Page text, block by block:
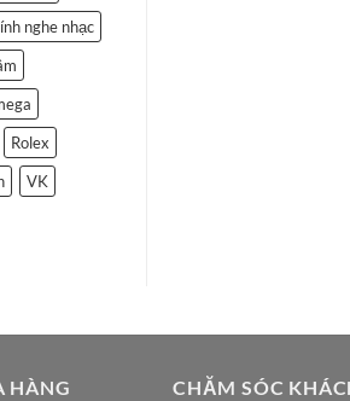
nghe nhạc
Rolex
VK
HÀNG CHĂM SÓC